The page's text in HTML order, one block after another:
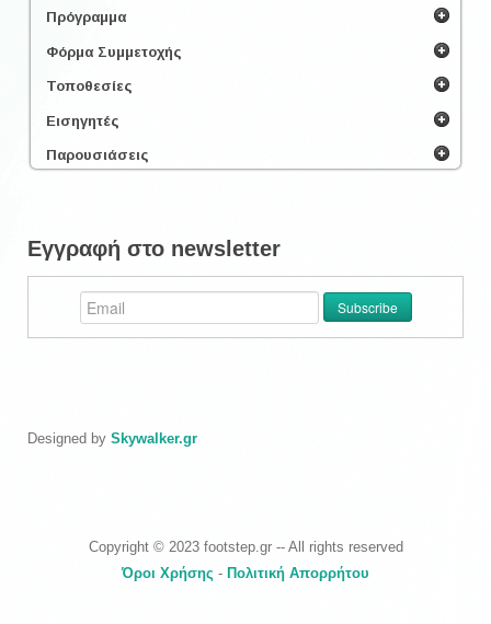
Πρόγραμμα
Φόρμα Συμμετοχής
Τοποθεσίες
Εισηγητές
Παρουσιάσεις
Εγγραφή στο newsletter
Designed by Skywalker.gr
Copyright © 2023 footstep.gr -- All rights reserved
Όροι Χρήσης - Πολιτική Απορρήτου